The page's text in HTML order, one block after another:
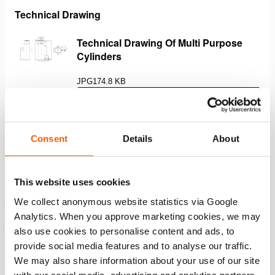
Consent Details About
This website uses cookies
We collect anonymous website statistics via Google
Analytics. When you approve marketing cookies, we may
also use cookies to personalise content and ads, to
provide social media features and to analyse our traffic.
We may also share information about your use of our site
Technical Drawing
Technical Drawing Of Multi Purpose
Cylinders
JPG174.8 KB
Functies
Duplex powercoating maakt de plunjer
corrosiebestendig; de hard verchroomde toplaag
beschermt de plunjer tegen krassen en voorkomt het
vasthechten van voorwerpen zoals lasspatten
(Afbeelding 1)
Duo powerring; een combinatie van een superieure